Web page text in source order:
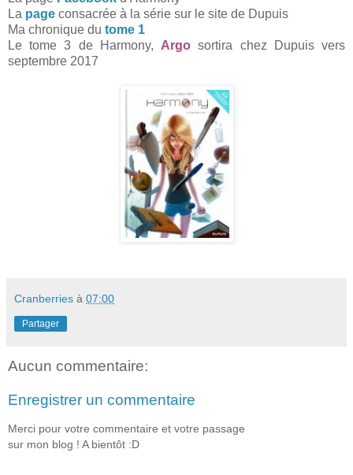
La page consacrée à la série sur le site de Dupuis
Ma chronique du tome 1
Le tome 3 de Harmony, Argo sortira chez Dupuis vers
septembre 2017
Cranberries à 07:00
Partager
Aucun commentaire:
Enregistrer un commentaire
Merci pour votre commentaire et votre passage
sur mon blog ! A bientôt :D